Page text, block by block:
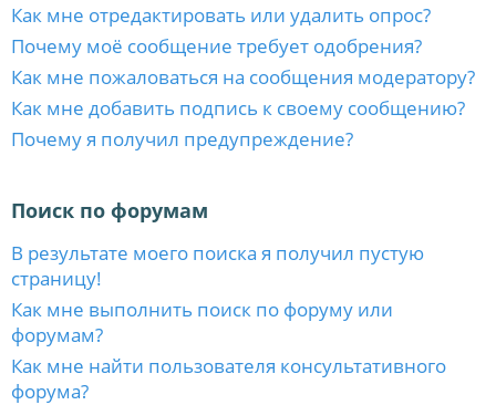
Как мне отредактировать или удалить опрос?
Почему моё сообщение требует одобрения?
Как мне пожаловаться на сообщения модератору?
Как мне добавить подпись к своему сообщению?
Почему я получил предупреждение?
Поиск по форумам
В результате моего поиска я получил пустую
страницу!
Как мне выполнить поиск по форуму или
форумам?
Как мне найти пользователя консультативного
форума?